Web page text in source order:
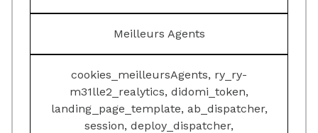
Meilleurs Agents
cookies_meilleursAgents, ry_ry-
m31lle2_realytics, didomi_token,
landing_page_template, ab_dispatcher,
session, deploy_dispatcher,